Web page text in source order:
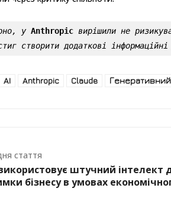
у Anthropic вирішили не
створити додаткові
AI Anthropic Claude Генеративний
стаття
штучний інтелект
бізнесу в умовах